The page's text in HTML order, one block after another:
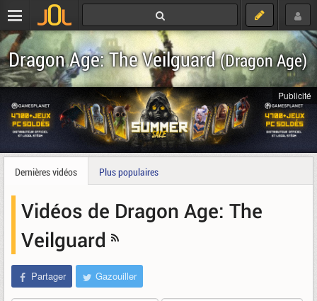
Dragon Age: The Veilguard(Dragon Age)
Publicité
Dernières vidéos Plus populaires
Vidéos de Dragon Age: The
Veilguard
Partager Gazouiller